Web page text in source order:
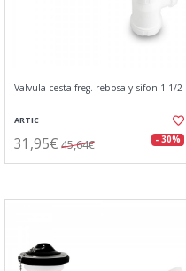
Valvula cesta freg. rebosa y sifon 1 1/2
ARTIC
31,95€ 45,64€ - 30%